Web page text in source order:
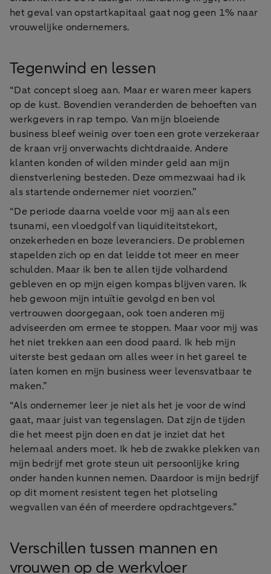
het geval van opstartkapitaal gaat nog geen 1% naar
vrouwelijke ondernemers.
Tegenwind en lessen
“Dat concept sloeg aan. Maar er waren meer kapers
op de kust. Bovendien veranderden de behoeften van
werkgevers in rap tempo. Van mijn bloeiende
business bleef weinig over toen een grote verzekeraar
de kraan vrij onverwachts dichtdraaide. Andere
klanten konden of wilden minder geld aan mijn
dienstverlening besteden. Deze ommezwaai had ik
als startende ondernemer niet voorzien.”
“De periode daarna voelde voor mij aan als een
tsunami, een vloedgolf van liquiditeitstekort,
onzekerheden en boze leveranciers. De problemen
stapelden zich op en dat leidde tot meer en meer
schulden. Maar ik ben te allen tijde volhardend
gebleven en op mijn eigen kompas blijven varen. Ik
heb gewoon mijn intuïtie gevolgd en ben vol
vertrouwen doorgegaan, ook toen anderen mij
adviseerden om ermee te stoppen. Maar voor mij was
het niet trekken aan een dood paard. Ik heb mijn
uiterste best gedaan om alles weer in het gareel te
laten komen en mijn business weer levensvatbaar te
maken.”
“Als ondernemer leer je niet als het je voor de wind
gaat, maar juist van tegenslagen. Dat zijn de tijden
die het meest pijn doen en dat je inziet dat het
helemaal anders moet. Ik heb de zwakke plekken van
mijn bedrijf met grote steun uit persoonlijke kring
onder handen kunnen nemen. Daardoor is mijn bedrijf
op dit moment resistent tegen het plotseling
wegvallen van één of meerdere opdrachtgevers.”
Verschillen tussen mannen en
vrouwen op de werkvloer